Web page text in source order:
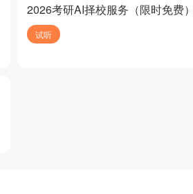
2026考研AI择校服务（限时免费
试听